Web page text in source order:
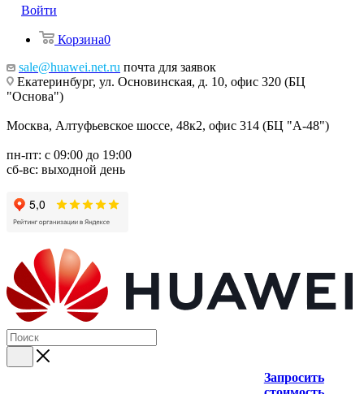
Войти
Корзина0
sale@huawei.net.ru почта для заявок
Екатеринбург, ул. Основинская, д. 10, офис 320 (БЦ
"Основа")
Москва, Алтуфьевское шоссе, 48к2, офис 314 (БЦ "А-48")
пн-пт: с 09:00 до 19:00
сб-вс: выходной день
Запросить